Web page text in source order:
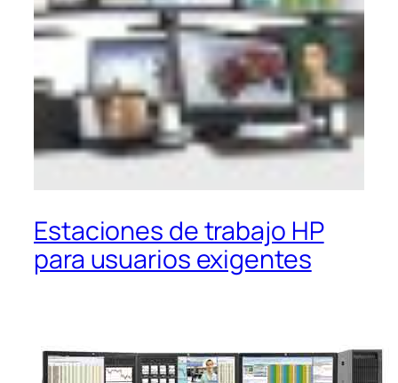
Estaciones de trabajo HP
para usuarios exigentes